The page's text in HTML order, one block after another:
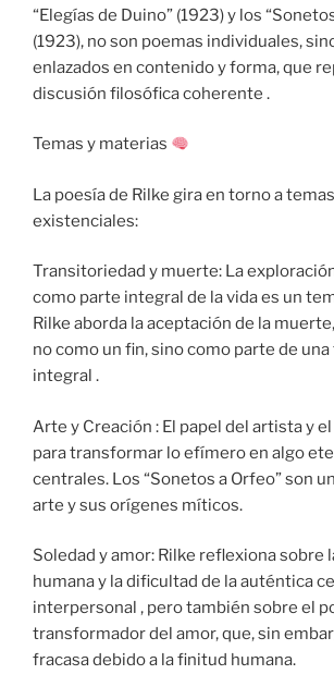
“Elegías de Duino” (1923) y los
(1923), no son poemas individuales,
enlazados en contenido y forma, que
discusión filosófica coherente .
Temas y materias
La poesía de Rilke gira en torno a
existenciales:
Transitoriedad y muerte: La
como parte integral de la vida es un
Rilke aborda la aceptación de la
no como un fin, sino como parte de
integral .
Arte y Creación : El papel del artista y
para transformar lo efímero en algo
centrales. Los “Sonetos a Orfeo” son
arte y sus orígenes míticos.
Soledad y amor: Rilke reflexiona sobre
humana y la dificultad de la auténtica
interpersonal , pero también sobre el
transformador del amor, que, sin
fracasa debido a la finitud humana.